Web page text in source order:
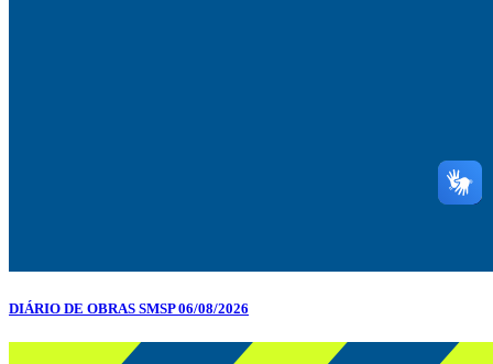
DIÁRIO DE OBRAS SMSP 06/08/2026